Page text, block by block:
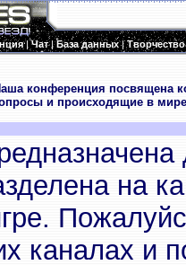
|Чат|База данных|Творчество
конференция посвящена
и происходящие в
на
каналах и